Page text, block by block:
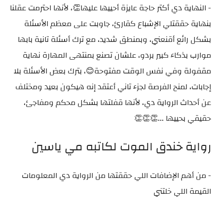
- النهاية دي أكتر حاجة عايزة أحييها عليها👏، لأنها احترمت عقلنا
بنهاية حققتلي الإشباع كقارئ، جاوبت على معظم الأسئلة
بشكل رائع أقنعني، وبمنطق شديد، مع ترك أسئلة تانية بابها
موارب بذكاء كبير بردو، علشان تصنع بمنتهى المهارة نهاية
مقفولة وفي نفس الوقت مفتوحة😊، بترك بعض الأسئلة بلا
إجابات، لمنح الفرصة لجزء تاني أعتقد إنه هيكون بعيد ومختلف
عن أحداث الرواية دي، لأنها قفلتها بشكل محكم ومفاجئ،
حقيقي بحييها ...👏👏👏
رواية خندق الموت لكاتبه مي ياسين
- من أهم الإضافات اللي حققتها من الرواية دي المعلومات
القيمة اللي خلتني